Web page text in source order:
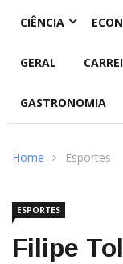
CIÊNCIA
GERAL
GASTRONOMIA
Home Esportes
ESPORTES
Filipe